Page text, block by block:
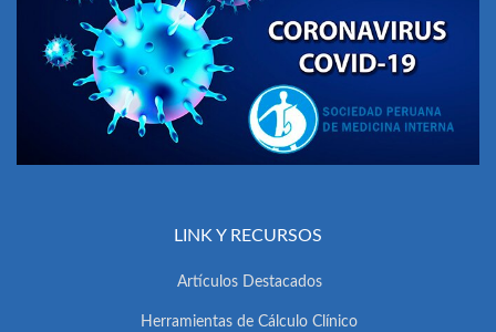
LINK Y RECURSOS
Artículos Destacados
Herramientas de Cálculo Clínico